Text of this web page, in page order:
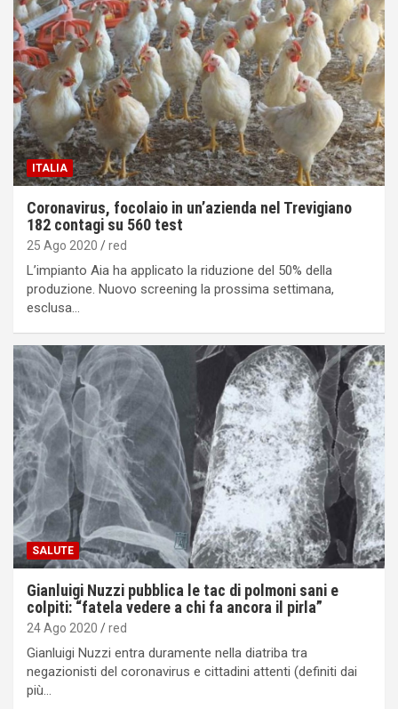
ITALIA
Coronavirus, focolaio in un’azienda nel Trevigiano
182 contagi su 560 test
25 Ago 2020 red
L’impianto Aia ha applicato la riduzione del 50% della
produzione. Nuovo screening la prossima settimana,
esclusa…
SALUTE
Gianluigi Nuzzi pubblica le tac di polmoni sani e
colpiti: “fatela vedere a chi fa ancora il pirla”
24 Ago 2020 red
Gianluigi Nuzzi entra duramente nella diatriba tra
negazionisti del coronavirus e cittadini attenti (definiti dai
più…